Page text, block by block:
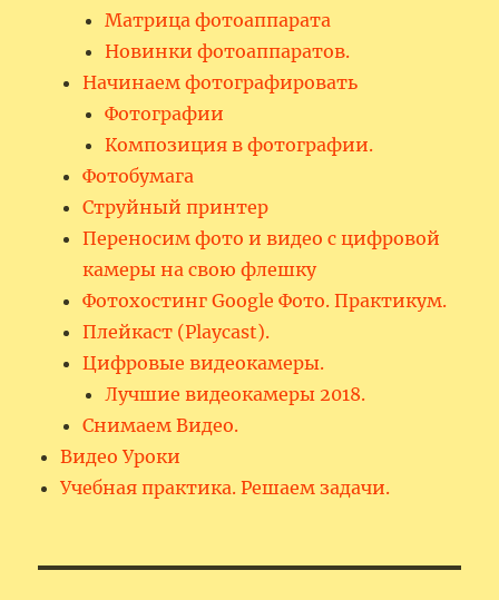
Матрица фотоаппарата
Новинки фотоаппаратов.
Начинаем фотографировать
Фотографии
Композиция в фотографии.
Фотобумага
Струйный принтер
Переносим фото и видео с цифровой
камеры на свою флешку
Фотохостинг Google Фото. Практикум.
Плейкаст (Playcast).
Цифровые видеокамеры.
Лучшие видеокамеры 2018.
Снимаем Видео.
Видео Уроки
Учебная практика. Решаем задачи.